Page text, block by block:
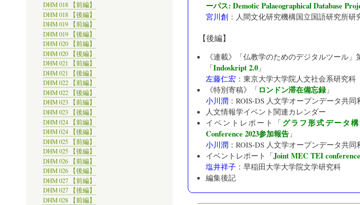
ーパス: Demotic Palaeographical Database
宮川創： 人間文化研究機構国立国語研究所研
【後編】
《連載》「仏教学のためのデジタルツール」
「Indoskript 2.0」
左藤仁宏 ： 東京大学大学院人文社会系研究科
《特別寄稿》「ロンドン滞在備忘録」
小川潤： ROIS-DS 人文学オープンデータ共同
人文情報学イベント関連カレンダー
イベントレポート「 グラフ形式データ
Conference 2023参加報告」
小川潤： ROIS-DS 人文学オープンデータ共同
イベントレポート「Joint MEC TEI
塩井祥子： 早稲田大学大学院文学研究科
編集後記
DHM 018 【前編】
DHM 018 【後編】
DHM 019 【前編】
DHM 019 【後編】
DHM 020 【前編】
DHM 020 【後編】
DHM 021 【前編】
DHM 021 【後編】
DHM 022 【前編】
DHM 022 【後編】
DHM 023 【前編】
DHM 023 【後編】
DHM 024 【前編】
DHM 024 【後編】
DHM 025 【前編】
DHM 025 【後編】
DHM 026 【前編】
DHM 026 【後編】
DHM 027 【前編】
DHM 027 【後編】
DHM 028 【前編】